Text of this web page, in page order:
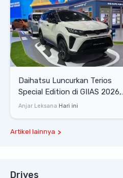
Daihatsu Luncurkan Terios
Special Edition di GIIAS 2026,
Stok Terbatas
Anjar Leksana Hari ini
Artikel lainnya
Drives